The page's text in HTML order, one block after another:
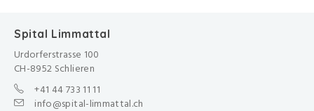
Spital Limmattal
Urdorferstrasse 100
CH-8952 Schlieren
+41 44 733 11 11
info@spital-limmattal.ch